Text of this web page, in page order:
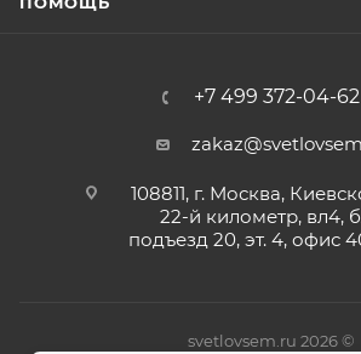
+7 499 372-04-62
108811, г. Москва,
22-й километр, вл4,
подъезд 20, эт. 4, офис
svetlovsem.ru 2026 ©